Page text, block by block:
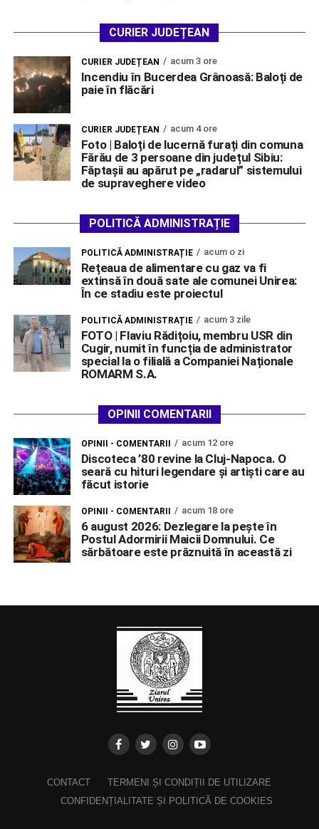
CURIER JUDEȚEAN
CURIER JUDEȚEAN acum 3 ore
Incendiu în Bucerdea Grânoasă: Baloți de
paie în flăcări
CURIER JUDEȚEAN acum 4 ore
Foto | Baloți de lucernă furați din comuna
Fărău de 3 persoane din județul Sibiu:
Făptașii au apărut pe „radarul” sistemului
de supraveghere video
POLITICĂ ADMINISTRAȚIE
POLITICĂ ADMINISTRAȚIE acum o zi
Rețeaua de alimentare cu gaz va fi
extinsă în două sate ale comunei Unirea:
În ce stadiu este proiectul
POLITICĂ ADMINISTRAȚIE acum 3 zile
FOTO | Flaviu Rădițoiu, membru USR din
Cugir, numit în funcția de administrator
special la o filială a Companiei Naționale
ROMARM S.A.
OPINII COMENTARII
OPINII - COMENTARII acum 12 ore
Discoteca ’80 revine la Cluj-Napoca. O
seară cu hituri legendare și artiști care au
făcut istorie
OPINII - COMENTARII acum 18 ore
6 august 2026: Dezlegare la pește în
Postul Adormirii Maicii Domnului. Ce
sărbătoare este prăznuită în această zi
CONTACT
TERMENI ȘI CONDIȚII DE UTILIZARE
CONFIDENȚIALITATE ȘI POLITICĂ DE COOKIES